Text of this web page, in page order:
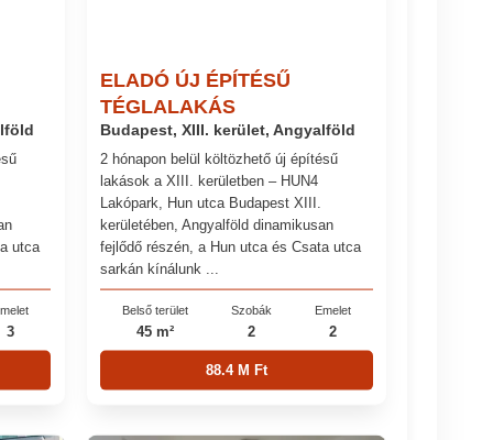
utca
3
ELADÓ ÚJ ÉPÍTÉSŰ
TÉGLALAKÁS
Budapest, XIII. kerület, Angyalföld
2 hónapon belül költözhető új építésű
lakások a XIII. kerületben – HUN4
Lakópark, Hun utca Budapest XIII.
kerületében, Angyalföld dinamikusan
fejlődő részén, a Hun utca és Csata utca
sarkán kínálunk ...
Belső terület
45 m²
Szobák
2
Emelet
2
88.4 M Ft